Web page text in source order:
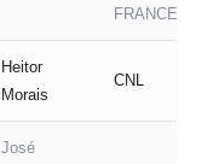
FRANCE
Heitor
Morais
CNL
José